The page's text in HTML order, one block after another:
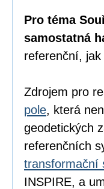
Pro téma
samostatná
referenční,
Zdrojem pro
pole, která
geodetických
referenčních
transformační
INSPIRE, a